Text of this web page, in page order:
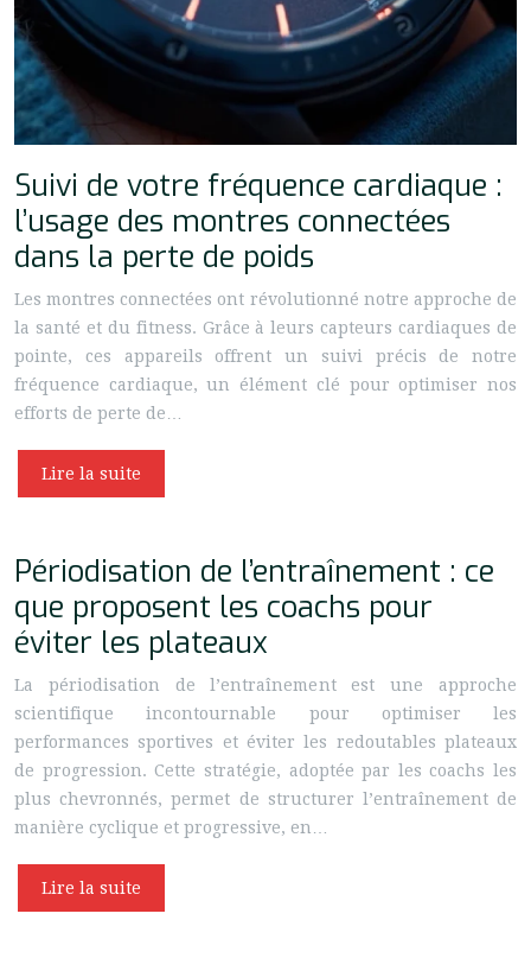
Suivi de votre fréquence cardiaque :
l’usage des montres connectées
dans la perte de poids
Les montres connectées ont révolutionné notre approche de
la santé et du fitness. Grâce à leurs capteurs cardiaques de
pointe, ces appareils offrent un suivi précis de notre
fréquence cardiaque, un élément clé pour optimiser nos
efforts de perte de…
Lire la suite
Périodisation de l’entraînement : ce
que proposent les coachs pour
éviter les plateaux
La périodisation de l’entraînement est une approche
scientifique incontournable pour optimiser les
performances sportives et éviter les redoutables plateaux
de progression. Cette stratégie, adoptée par les coachs les
plus chevronnés, permet de structurer l’entraînement de
manière cyclique et progressive, en…
Lire la suite